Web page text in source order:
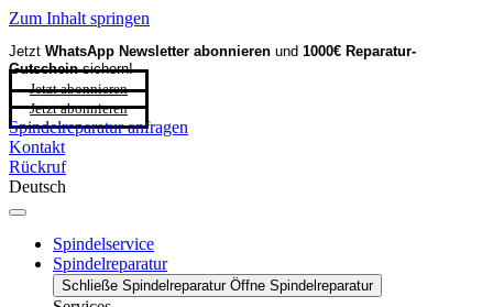
Zum Inhalt springen
Jetzt WhatsApp Newsletter abonnieren und 1000€ Reparatur-
Gutscheinsichern!
Jetzt abonnieren
Jetzt abonnieren
Spindelreparatur anfragen
Kontakt
Rückruf
Deutsch
Spindelservice
Spindelreparatur
Schließe Spindelreparatur Öffne Spindelreparatur